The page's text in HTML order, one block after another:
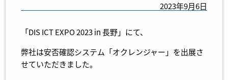
2023年9月6日
「DIS ICT EXPO 2023 in 長野」にて、
弊社は安否確認システム「オクレンジャー」を出展さ
せていただきました。